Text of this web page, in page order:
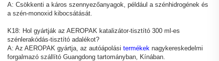
A: Csökkenti a káros szennyezőanyagok, például a szénhidrogének és
a szén-monoxid kibocsátását.
K18: Hol gyártják az AEROPAK katalizátor-tisztító 300 ml-es
szénlerakódás-tisztító adalékot?
A: Az AEROPAK gyártja, az autóápolási termékek nagykereskedelmi
forgalmazó szállító Guangdong tartományban, Kínában.